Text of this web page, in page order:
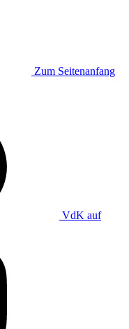
Zum Seitenanfang
VdK auf